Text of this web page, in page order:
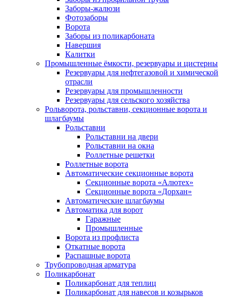
Заборы-жалюзи
Фотозаборы
Ворота
Заборы из поликарбоната
Навершия
Калитки
Промышленные ёмкости, резервуары и цистерны
Резервуары для нефтегазовой и химической
отрасли
Резервуары для промышленности
Резервуары для сельского хозяйства
Рольворота, рольставни, секционные ворота и
шлагбаумы
Рольставни
Рольставни на двери
Рольставни на окна
Роллетные решетки
Роллетные ворота
Автоматические секционные ворота
Секционные ворота «Алютех»
Секционные ворота «Дорхан»
Автоматические шлагбаумы
Автоматика для ворот
Гаражные
Промышленные
Ворота из профлиста
Откатные ворота
Распашные ворота
Трубопроводная арматура
Поликарбонат
Поликарбонат для теплиц
Поликарбонат для навесов и козырьков